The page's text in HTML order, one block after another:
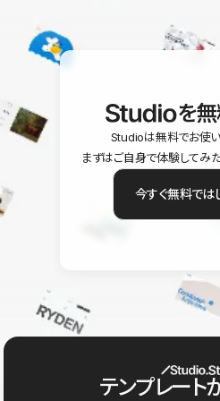
を
Studioは無料でお使い
まずはご自身で体験してみた
今すぐ無料では
テンプレート